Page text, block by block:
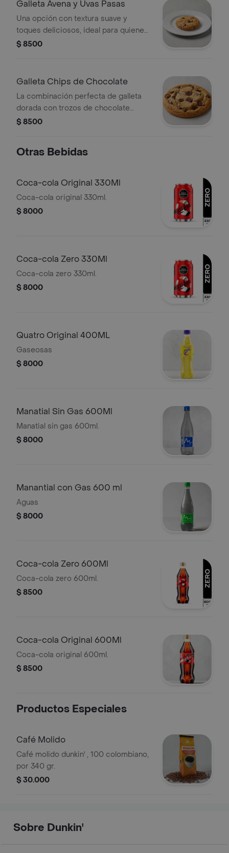
Galleta Avena y Uvas Pasas
Una opción con textura suave y
toques deliciosos, ideal para quienes
buscan un antojo más equilibrado.
$ 8500
Galleta Chips de Chocolate
La combinación perfecta de galleta
dorada con trozos de chocolate
derretido.
$ 8500
Otras Bebidas
Coca-cola Original 330Ml
Coca-cola original 330ml.
$ 8000
Coca-cola Zero 330Ml
Coca-cola zero 330ml.
$ 8000
Quatro Original 400ML
Gaseosas
$ 8000
Manatial Sin Gas 600Ml
Manatial sin gas 600ml.
$ 8000
Manantial con Gas 600 ml
Aguas
$ 8000
Coca-cola Zero 600Ml
Coca-cola zero 600ml.
$ 8500
Coca-cola Original 600Ml
Coca-cola original 600ml.
$ 8500
Productos Especiales
Café Molido
Café molido dunkin' , 100 colombiano,
por 340 gr.
$ 30.000
Sobre Dunkin'